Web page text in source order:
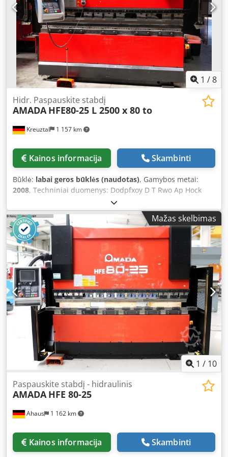
1 /8
Kreuztal 1 157 km
Hidr. Paspauskite stabdį
AMADA HFE80-25 L 2500 x 80 to
Kainos informacija Skambinti
Būklė: labai geros būklės (naudotas), Gamybos metai:
2008, Techniniai duomenys: Dodpfxoy D T Rwo Ap Hock
Darbinis ilgis: 2550 mm Rėmo plotis: 2050 mm Presavimo
galia: 80 t CNC valdymas: OPERATOR II Graphik TFT
spalvotas monitorius 14” Valdomos ašys: Y1/Y2; X1/X2;
R1/R2; Z1/Z2 automatinis bombiravimas Eiga: 350 mm
Išsikišimas: 420 mm Darbinis aukštis: 960 mm Variklio
galia: 9 kW CE ženklinimas Matmenys (ilgis x plotis x
aukštis): apie 3400 x 2050 x 2550 mm Svoris: apie 6 tonos
Priedai: 1 komplektas įrankių: 1 viršutinis štampas: 120 mm
1 segmentuota matrica: V50, V35, V22, V16 Būklė: labai
gera būklė, mažai naudota, tik apie 5.350 moto valandų
Pardavėjas neatsako už rašymo ar duomenų perdavimo
klaidas. Mašina pagal išvaizdą, techninę būklę ir
nusidėvėjimą atitinka amžių; naudotos mašinos
parduodamos be jokios garantijos.
Mažas skelbimas
1 / 10
Ahaus 1 162 km
Paspauskite stabdį - hidraulinis
AMADA HFE 80-25
Kainos informacija Skambinti